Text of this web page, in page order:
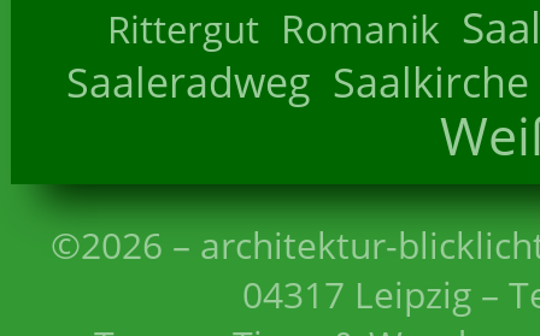
Rittergut Romanik
Saaleradweg Saalkirche
©2026 – architektur-
04317 Leipzig –